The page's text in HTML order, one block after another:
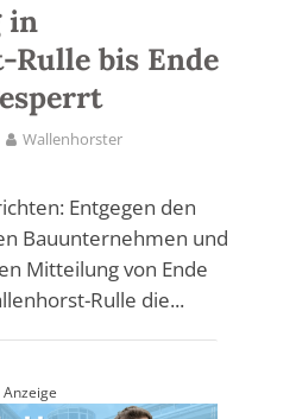
in
Rulle bis Ende
Wallenhorster
Entgegen den
Bauunternehmen und
Mitteilung von Ende
Rulle die...
Anzeige